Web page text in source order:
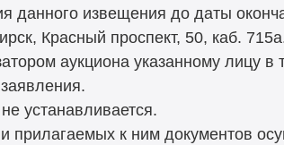
данного извещения до даты
Красный проспект, 50, каб.
аукциона указанному лицу в
устанавливается.
к ним документов